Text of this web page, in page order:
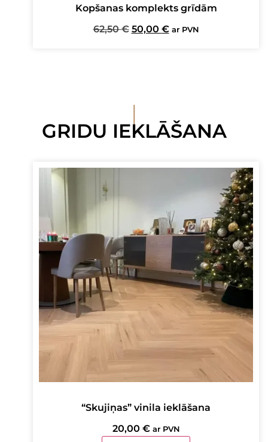
Kopšanas komplekts grīdām
62,50€ Original
50,00 €Current
ar PVN
I
GRIDU IEKLĀŠANA
“Skujiņas” vinila ieklāšana
20,00 € ar PVN